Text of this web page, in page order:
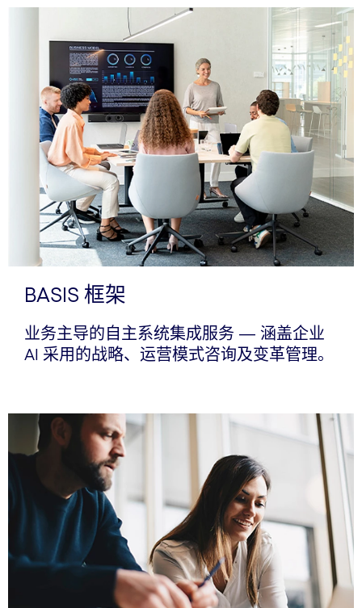
BASIS 框架
业务主导的自主系统集成服务 — 涵盖企业
AI 采用的战略、运营模式咨询及变革管理。